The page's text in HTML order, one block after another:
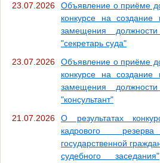
23.07.2026
Объявление о приёме
конкурсе на создание
замещения
"секретарь суда"
23.07.2026
Объявление о приёме
конкурсе на создание
замещения
"консультант"
21.07.2026
О результатах
кадрового
государственной
судебного